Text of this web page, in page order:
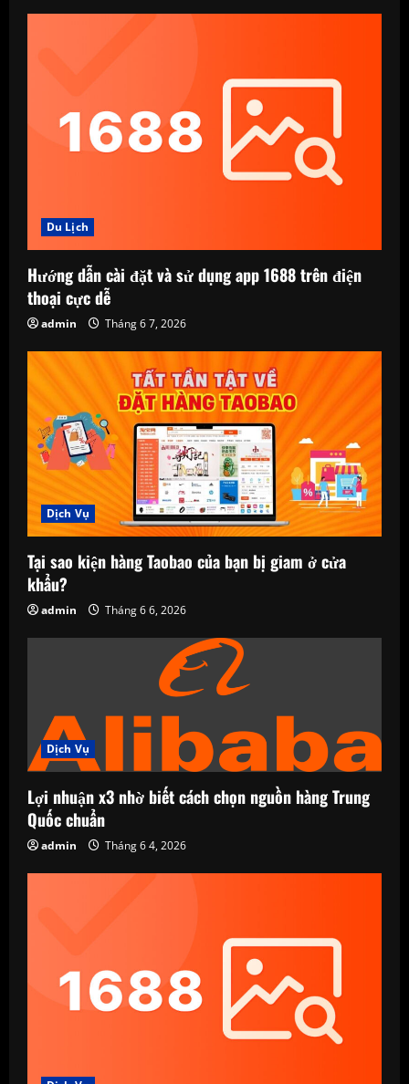
Du Lịch
Hướng dẫn cài đặt và sử dụng app 1688 trên điện
thoại cực dễ
admin Tháng 6 7, 2026
Dịch Vụ
Tại sao kiện hàng Taobao của bạn bị giam ở cửa
khẩu?
admin Tháng 6 6, 2026
Dịch Vụ
Lợi nhuận x3 nhờ biết cách chọn nguồn hàng Trung
Quốc chuẩn
admin Tháng 6 4, 2026